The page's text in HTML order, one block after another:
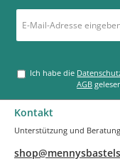
E-
Mail-
*
Ich habe die
AGB
Kontakt
Unterstützung und